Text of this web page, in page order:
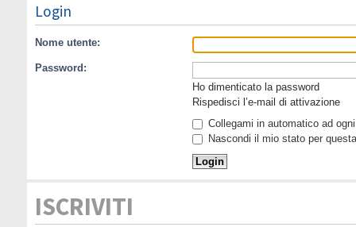
Login
Nome utente:
Password:
Ho dimenticato la password
Rispedisci l’e-mail di attivazione
Collegami in automatico ad
Nascondi il mio stato per
ISCRIVITI